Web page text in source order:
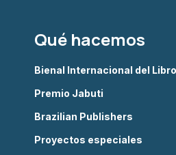
Qué hacemos
Bienal Internacional del
Premio Jabuti
Brazilian Publishers
Proyectos especiales